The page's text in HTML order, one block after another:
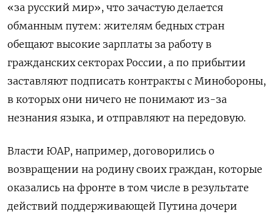
«за русский мир», что зачастую делается
обманным путем: жителям бедных стран
обещают высокие зарплаты за работу в
гражданских секторах России, а по прибытии
заставляют подписать контракты с Минобороны,
в которых они ничего не понимают из-за
незнания языка, и отправляют на передовую.
Власти ЮАР, например, договорились о
возвращении на родину своих граждан, которые
оказались на фронте в том числе в результате
действий поддерживающей Путина дочери